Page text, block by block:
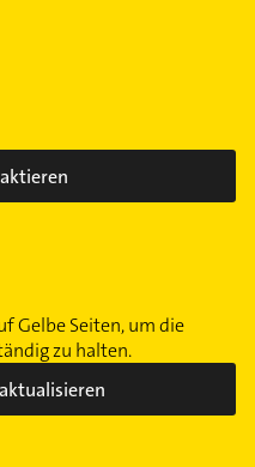
Gelbe Seiten, um die
zu halten.